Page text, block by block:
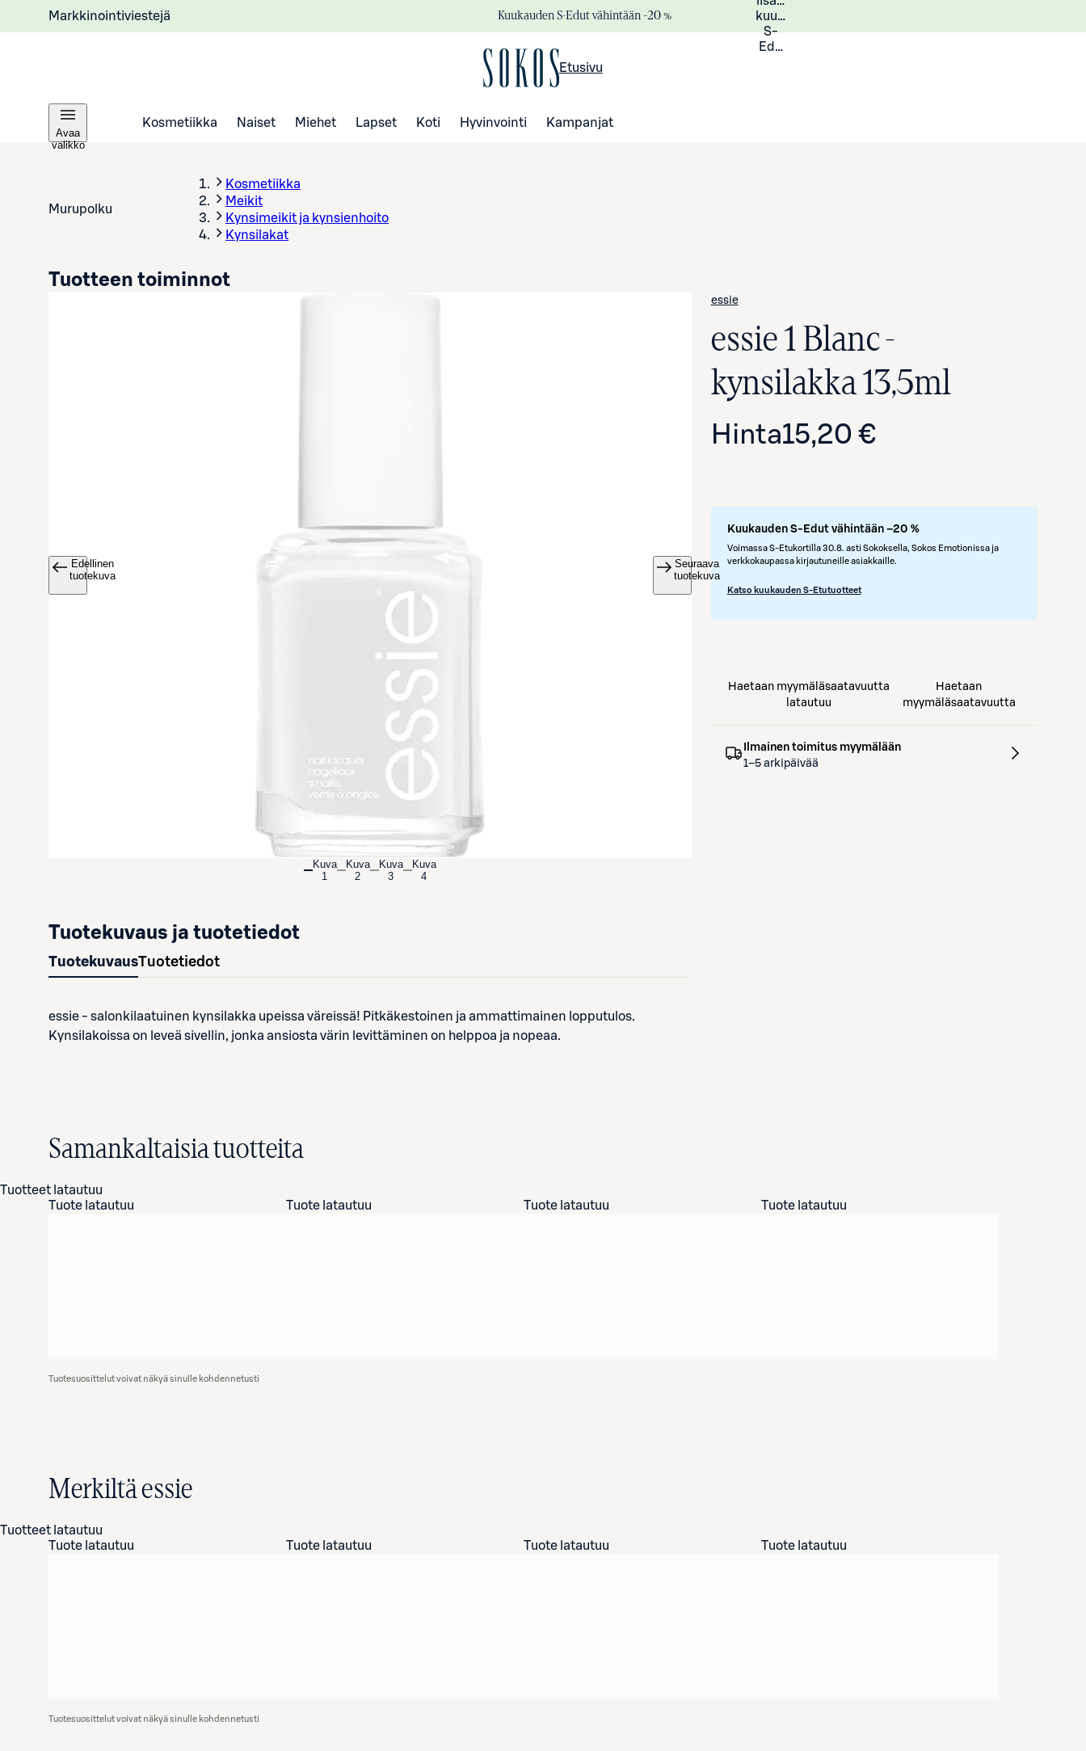
Markkinointiviestejä Kuukauden S-Edut vähintään –20 %
kuukauden
S-
Eduista
Etusivu
Avaa
valikko
Kosmetiikka Naiset Miehet Lapset Koti Hyvinvointi Kampanjat
Murupolku
Kosmetiikka
Meikit
Kynsimeikit ja kynsienhoito
Kynsilakat
Edellinen
tuotekuva
Seuraava
tuotekuva
Kuva
1
Kuva
2
Kuva
3
Kuva
4
essie
essie 1 Blanc -
kynsilakka 13,5ml
Hinta15,20 €
Kuukauden S-Edut vähintään –20 %
Voimassa S-Etukortilla 30.8. asti Sokoksella, Sokos Emotionissa ja
verkkokaupassa kirjautuneille asiakkaille.
Katso kuukauden S-Etutuotteet
Tuotteen toiminnot
Haetaan myymäläsaatavuutta
latautuu
Haetaan
myymäläsaatavuutta
Ilmainen toimitus myymälään
1–5 arkipäivää
Tuotekuvaus ja tuotetiedot
TuotekuvausTuotetiedot
essie - salonkilaatuinen kynsilakka upeissa väreissä! Pitkäkestoinen ja ammattimainen lopputulos.
Kynsilakoissa on leveä sivellin, jonka ansiosta värin levittäminen on helppoa ja nopeaa.
Samankaltaisia tuotteita
Tuotteet latautuu
Tuote latautuu
Tuote latautuu Tuote latautuu Tuote latautuu
Tuotesuosittelut voivat näkyä sinulle kohdennetusti
Merkiltä essie
Tuotteet latautuu
Tuote latautuu
Tuote latautuu Tuote latautuu Tuote latautuu
Tuotesuosittelut voivat näkyä sinulle kohdennetusti